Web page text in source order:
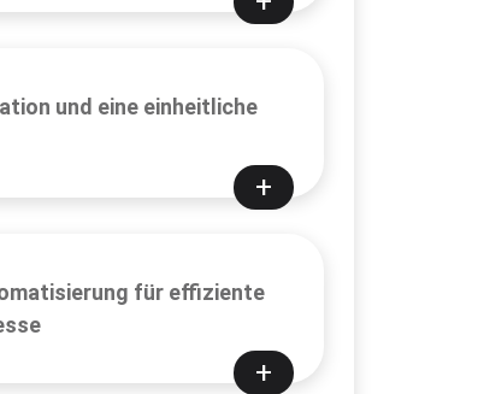
und eine einheitliche
für effiziente